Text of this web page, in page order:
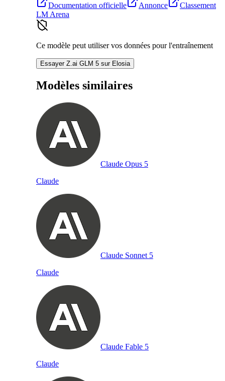
Documentation officielle Annonce
Classement
LM Arena
Ce modèle peut utiliser vos données pour l'entraînement
Essayer Z.ai GLM 5 sur Elosia
Modèles similaires
Claude Opus 5
Claude
Claude Sonnet 5
Claude
Claude Fable 5
Claude